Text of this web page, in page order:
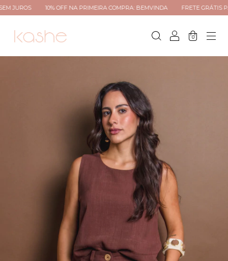
10% OFF NA PRIMEIRA COMPRA: BEMVINDA FRETE GRÁTIS PARA
0